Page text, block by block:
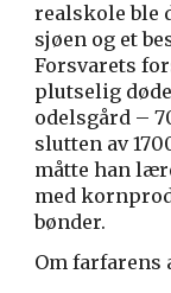
realskole ble
sjøen og et
Forsvarets
plutselig
odelsgård –
slutten av
måtte han
med
bønder.
Om